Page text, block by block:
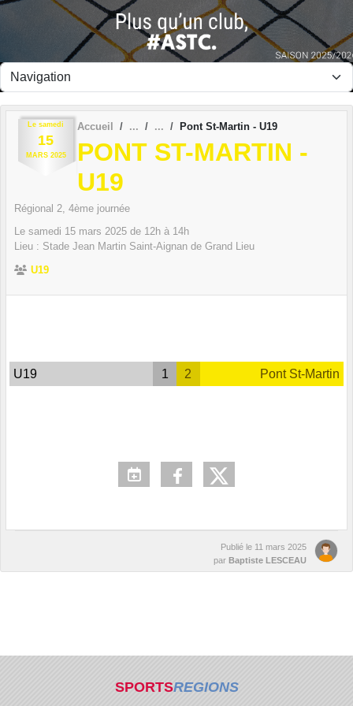
Le samedi
15
MARS 2025
Accueil Pont St-Martin - U19
PONT ST-MARTIN -
U19
Régional 2, 4ème journée
Le samedi 15 mars 2025 de 12h à 14h
Lieu : Stade Jean Martin Saint-Aignan de Grand Lieu
U19
U19 1 2 Pont St-Martin
Publié le 11 mars 2025
par Baptiste LESCEAU
SPORTSREGIONS
Panneau de gestion des cookies